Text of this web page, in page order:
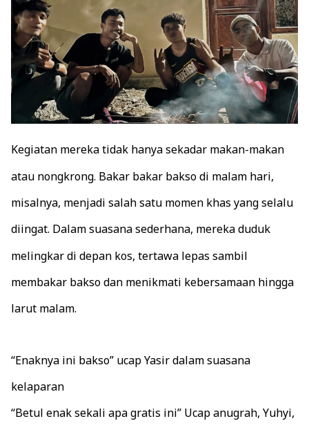
Kegiatan mereka tidak hanya sekadar makan-makan
atau nongkrong. Bakar bakar bakso di malam hari,
misalnya, menjadi salah satu momen khas yang selalu
diingat. Dalam suasana sederhana, mereka duduk
melingkar di depan kos, tertawa lepas sambil
membakar bakso dan menikmati kebersamaan hingga
larut malam.
“Enaknya ini bakso” ucap Yasir dalam suasana
kelaparan
“Betul enak sekali apa gratis ini” Ucap anugrah, Yuhyi,